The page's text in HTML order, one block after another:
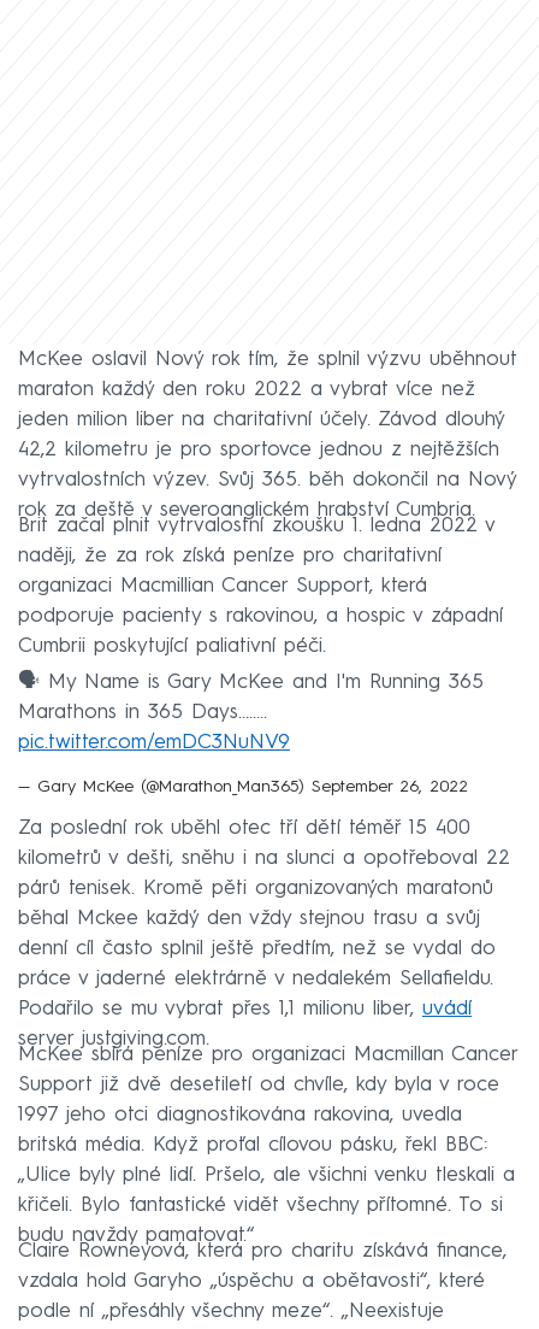
McKee oslavil Nový rok tím, že splnil výzvu uběhnout
maraton každý den roku 2022 a vybrat více než
jeden milion liber na charitativní účely. Závod dlouhý
42,2 kilometru je pro sportovce jednou z nejtěžších
vytrvalostních výzev. Svůj 365. běh dokončil na Nový
rok za deště v severoanglickém hrabství Cumbria.
Brit začal plnit vytrvalostní zkoušku 1. ledna 2022 v
naději, že za rok získá peníze pro charitativní
organizaci Macmillian Cancer Support, která
podporuje pacienty s rakovinou, a hospic v západní
Cumbrii poskytující paliativní péči.
🗣 My Name is Gary McKee and I'm Running 365
Marathons in 365 Days........
pic.twitter.com/emDC3NuNV9
— Gary McKee (@Marathon_Man365) September 26, 2022
Za poslední rok uběhl otec tří dětí téměř 15 400
kilometrů v dešti, sněhu i na slunci a opotřeboval 22
párů tenisek. Kromě pěti organizovaných maratonů
běhal Mckee každý den vždy stejnou trasu a svůj
denní cíl často splnil ještě předtím, než se vydal do
práce v jaderné elektrárně v nedalekém Sellafieldu.
Podařilo se mu vybrat přes 1,1 milionu liber, uvádí
server justgiving.com.
McKee sbírá peníze pro organizaci Macmillan Cancer
Support již dvě desetiletí od chvíle, kdy byla v roce
1997 jeho otci diagnostikována rakovina, uvedla
britská média. Když proťal cílovou pásku, řekl BBC:
„Ulice byly plné lidí. Pršelo, ale všichni venku tleskali a
křičeli. Bylo fantastické vidět všechny přítomné. To si
budu navždy pamatovat.“
Claire Rowneyová, která pro charitu získává finance,
vzdala hold Garyho „úspěchu a obětavosti“, které
podle ní „přesáhly všechny meze“. „Neexistuje